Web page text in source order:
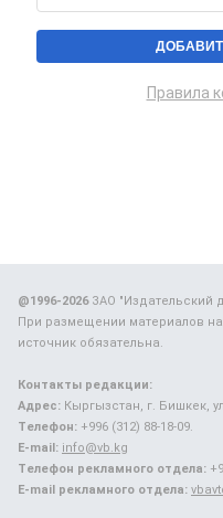
Правила
@1996-2026ЗАО "Издательский
При размещении материалов
источник обязательна.
Контакты редакции:
Адрес: Кыргызстан, г. Бишкек,
Телефон: +996 (312) 88-18-09.
E-mail: info@vb.kg
Телефон рекламного отдела:
E-mail рекламного отдела: